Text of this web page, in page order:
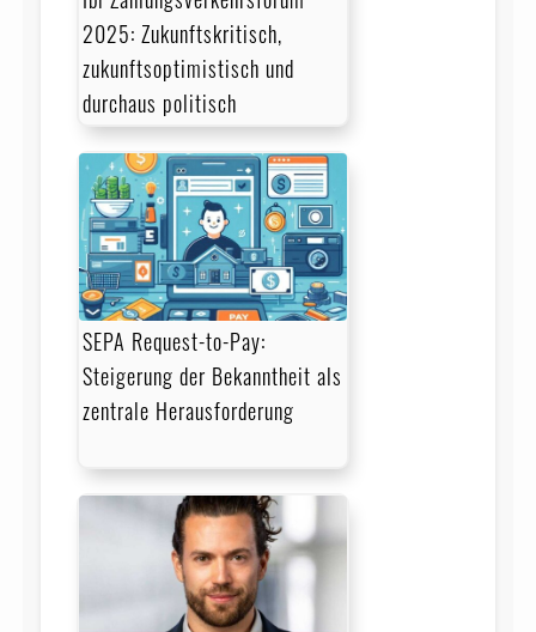
2025: Zukunftskritisch,
zukunftsoptimistisch und
durchaus politisch
SEPA Request-to-Pay:
Steigerung der Bekanntheit als
zentrale Herausforderung